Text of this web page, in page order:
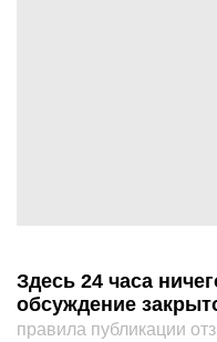
Здесь 24 часа
обсуждение
правила публикации